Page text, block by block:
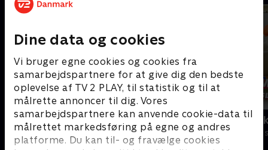
Dine data og cookies
Vi bruger egne cookies og cookies fra
samarbejdspartnere for at give dig den bedste
oplevelse af TV 2 PLAY, til statistik og til at
målrette annoncer til dig. Vores
samarbejdspartnere kan anvende cookie-data til
målrettet markedsføring på egne og andres
platforme. Du kan til- og fravælge cookies
Se hva jeg kan
Børneserier • 2 sæsoner Børneserier • 1